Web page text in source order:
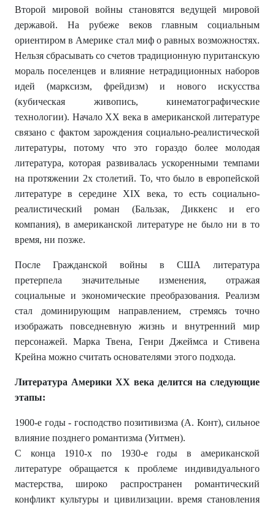
Второй мировой войны становятся ведущей мировой
державой. На рубеже веков главным социальным
ориентиром в Америке стал миф о равных возможностях.
Нельзя сбрасывать со счетов традиционную пуританскую
мораль поселенцев и влияние нетрадиционных наборов
идей (марксизм, фрейдизм) и нового искусства
(кубическая живопись, кинематографические
технологии). Начало XX века в американской литературе
связано с фактом зарождения социально-реалистической
литературы, потому что это гораздо более молодая
литература, которая развивалась ускоренными темпами
на протяжении 2x столетий. То, что было в европейской
литературе в середине XIX века, то есть социально-
реалистический роман (Бальзак, Диккенс и его
компания), в американской литературе не было ни в то
время, ни позже.
После Гражданской войны в США литература
претерпела значительные изменения, отражая
социальные и экономические преобразования. Реализм
стал доминирующим направлением, стремясь точно
изображать повседневную жизнь и внутренний мир
персонажей. Марка Твена, Генри Джеймса и Стивена
Крейна можно считать основателями этого подхода.
Литература Америки XX века делится на следующие
этапы:
1900-е годы - господство позитивизма (А. Конт), сильное
влияние позднего романтизма (Уитмен).
С конца 1910-х по 1930-е годы в американской
литературе обращается к проблеме индивидуального
мастерства, широко распространен романтический
конфликт культуры и цивилизации. время становления